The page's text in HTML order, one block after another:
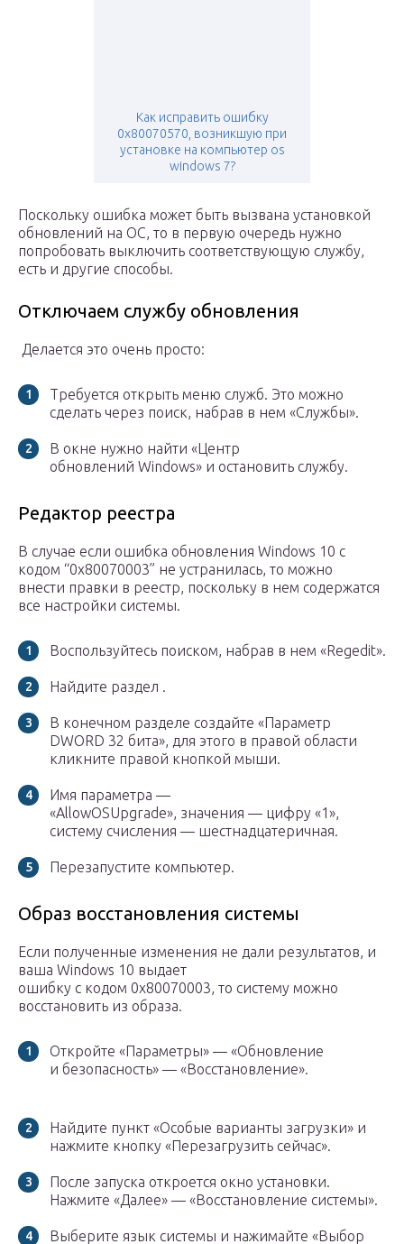
Как исправить ошибку
0x80070570, возникшую при
установке на компьютер os
windows 7?
Поскольку ошибка может быть вызвана установкой
обновлений на ОС, то в первую очередь нужно
попробовать выключить соответствующую службу,
есть и другие способы.
Отключаем службу обновления
Делается это очень просто:
Требуется открыть меню служб. Это можно
сделать через поиск, набрав в нем «Службы».
В окне нужно найти «Центр
обновлений Windows» и остановить службу.
Редактор реестра
В случае если ошибка обновления Windows 10 с
кодом “0x80070003” не устранилась, то можно
внести правки в реестр, поскольку в нем содержатся
все настройки системы.
Воспользуйтесь поиском, набрав в нем «Regedit».
Найдите раздел .
В конечном разделе создайте «Параметр
DWORD 32 бита», для этого в правой области
кликните правой кнопкой мыши.
Имя параметра —
«AllowOSUpgrade», значения — цифру «1»,
систему счисления — шестнадцатеричная.
Перезапустите компьютер.
Образ восстановления системы
Если полученные изменения не дали результатов, и
ваша Windows 10 выдает
ошибку с кодом 0x80070003, то систему можно
восстановить из образа.
Откройте «Параметры» — «Обновление
и безопасность» — «Восстановление».
Найдите пункт «Особые варианты загрузки» и
нажмите кнопку «Перезагрузить сейчас».
После запуска откроется окно установки.
Нажмите «Далее» — «Восстановление системы».
Выберите язык системы и нажимайте «Выбор